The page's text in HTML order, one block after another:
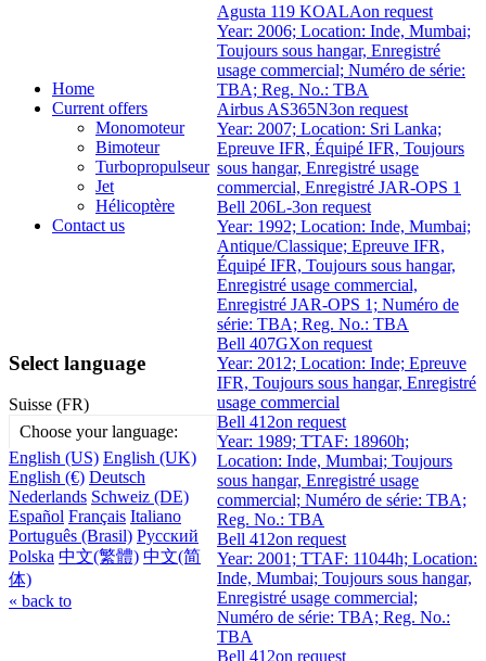
Home
Current offers
Monomoteur
Bimoteur
Turbopropulseur
Jet
Hélicoptère
Contact us
Select language
Suisse (FR)
Choose your language:
English (US) English (UK)
English (€) Deutsch
Nederlands Schweiz (DE)
Español Français Italiano
Português (Brasil) Русский
Polska 中文(繁體) 中文(简
体)
« back to
Agusta 119 KOALAon request
Year: 2006; Location: Inde, Mumbai;
Toujours sous hangar, Enregistré
usage commercial; Numéro de série:
TBA; Reg. No.: TBA
Airbus AS365N3on request
Year: 2007; Location: Sri Lanka;
Epreuve IFR, Équipé IFR, Toujours
sous hangar, Enregistré usage
commercial, Enregistré JAR-OPS 1
Bell 206L-3on request
Year: 1992; Location: Inde, Mumbai;
Antique/Classique; Epreuve IFR,
Équipé IFR, Toujours sous hangar,
Enregistré usage commercial,
Enregistré JAR-OPS 1; Numéro de
série: TBA; Reg. No.: TBA
Bell 407GXon request
Year: 2012; Location: Inde; Epreuve
IFR, Toujours sous hangar, Enregistré
usage commercial
Bell 412on request
Year: 1989; TTAF: 18960h;
Location: Inde, Mumbai; Toujours
sous hangar, Enregistré usage
commercial; Numéro de série: TBA;
Reg. No.: TBA
Bell 412on request
Year: 2001; TTAF: 11044h; Location:
Inde, Mumbai; Toujours sous hangar,
Enregistré usage commercial;
Numéro de série: TBA; Reg. No.:
TBA
Bell 412on request